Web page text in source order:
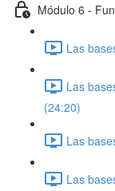
Módulo 6 -
Las
Las
(24:20)
Las
Las